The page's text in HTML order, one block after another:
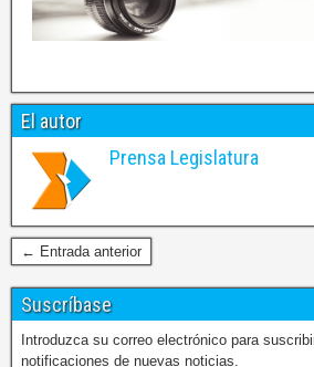
El autor
Prensa Legislatura
← Entrada anterior
Suscríbase
Introduzca su correo electrónico para
notificaciones de nuevas noticias.